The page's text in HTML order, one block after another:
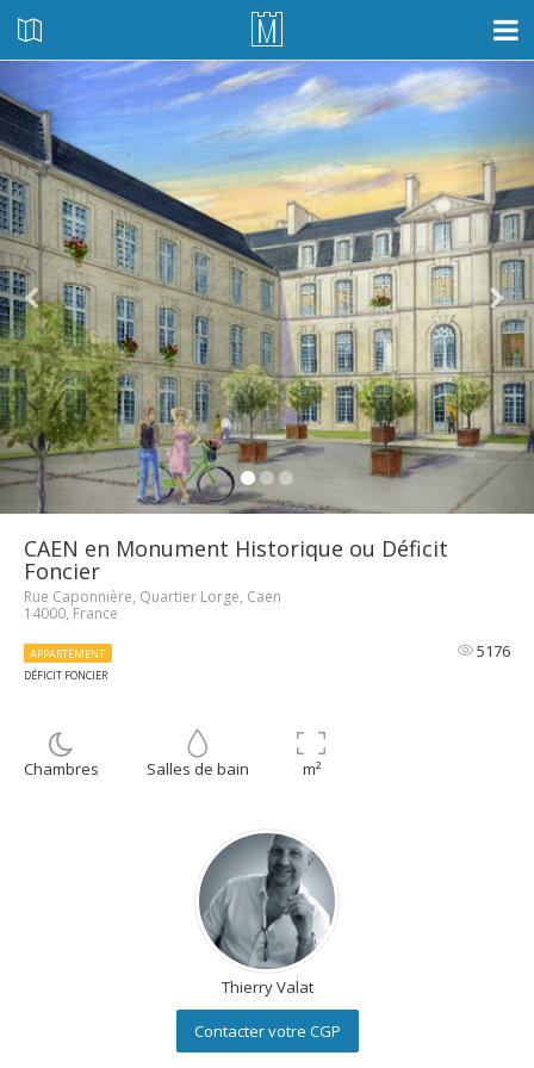
CAEN en Monument Historique ou Déficit
Foncier
Rue Caponnière, Quartier Lorge, Caen
14000, France
APPARTEMENT
DÉFICIT FONCIER
5176
Chambres Salles de bain m²
Thierry Valat
Contacter votre CGP